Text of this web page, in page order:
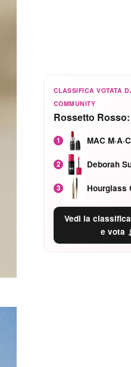
CLASSIFICA VOTATA
COMMUNITY
Rossetto
1
2
3
Vedi la
e vota